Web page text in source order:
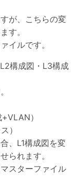
が、こちらの変
す。
イルです。
構成図・L3構成
）
）
、L1構成図を変
られます。
スターファイル